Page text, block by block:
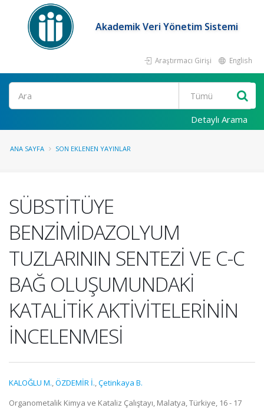
Akademik Veri Yönetim Sistemi
Araştırmacı Girişi English
Ara
Detaylı Arama
ANA SAYFA SON EKLENEN YAYINLAR
SÜBSTİTÜYE
BENZİMİDAZOLYUM
TUZLARININ SENTEZİ VE C-C
BAĞ OLUŞUMUNDAKİ
KATALİTİK AKTİVİTELERİNİN
İNCELENMESİ
KALOĞLU M.,ÖZDEMİR İ.,Çetinkaya B.
Organometalik Kimya ve Kataliz Çalıştayı, Malatya, Türkiye, 16 - 17